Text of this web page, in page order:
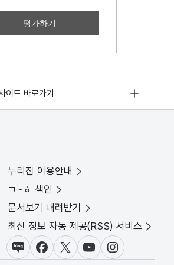
이트 바로가기
누리집 이용안내
ㄱ~ㅎ 색인
문서보기 내려받기
최신 정보 자동 제공(RSS) 서비스
블로그페이스북X(트위터)
유튜브인스타그램